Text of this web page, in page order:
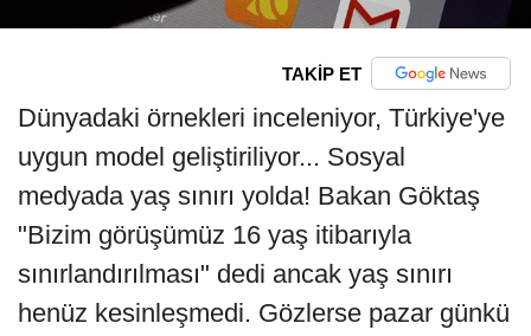
TAKİP ET
Dünyadaki örnekleri inceleniyor, Türkiye'ye
uygun model geliştiriliyor... Sosyal
medyada yaş sınırı yolda! Bakan Göktaş
"Bizim görüşümüz 16 yaş itibarıyla
sınırlandırılması" dedi ancak yaş sınırı
henüz kesinleşmedi. Gözlerse pazar günkü